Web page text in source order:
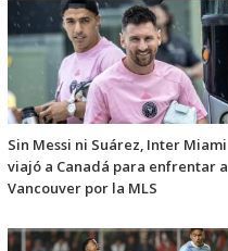
Sin Messi ni Suárez, Inter Miami
viajó a Canadá para enfrentar a
Vancouver por la MLS